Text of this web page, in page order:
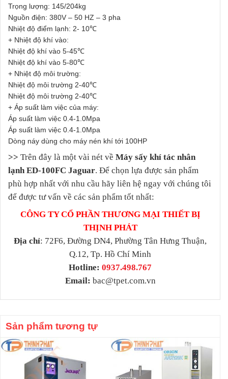
Trọng lượng: 145/204kg
Nguồn điện: 380V – 50 HZ – 3 pha
Nhiệt độ điểm lạnh: 2- 10℃
+ Nhiệt độ khí vào:
Nhiệt độ khí vào 5-45℃
Nhiệt độ khí vào 5-80℃
+ Nhiệt độ môi trường:
Nhiệt độ môi trường 2-40℃
Nhiệt độ môi trường 2-40℃
+ Áp suất làm việc của máy:
Áp suất làm việc 0.4-1.0Mpa
Áp suất làm việc 0.4-1.0Mpa
Dòng náy dùng cho máy nén khí tới 100HP
>> Trên đây là một vài nét về Máy sấy khí tác nhân
lạnh ED-100FC Jaguar. Để chọn lựa được sản phẩm
phù hợp nhất với nhu cầu hãy liên hệ ngay với chúng tôi
để được tư vấn về các sản phẩm tốt nhất:
CÔNG TY CỔ PHẦN THƯƠNG MẠI THIẾT BỊ
THỊNH PHÁT
Địa chỉ: 72F6, Đường DN4, Phường Tân Hưng Thuận,
Q.12, Tp. Hồ Chí Minh
Hotline: 0937.498.767
Email: bac@tpet.com.vn
Sản phẩm tương tự